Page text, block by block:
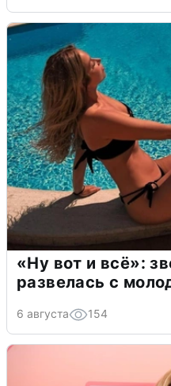
«Ну вот и всё»:
развелась с
6 августа 154